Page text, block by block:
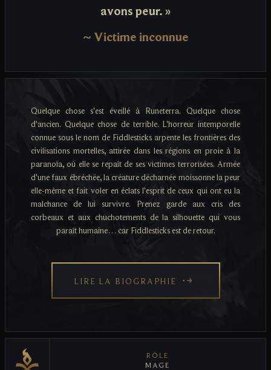
avons peur. »
~ Victime inconnue
Quelque chose s'est éveillé à Runeterra. Quelque chose
d'ancien. Quelque chose de terrible. L'horreur intemporelle
connue sous le nom de Fiddlesticks arpente les frontières des
civilisations mortelles, attirée dans les régions en proie à la
paranoïa, où elle se repaît de ses victimes terrorisées. Armée
d'une faux ébréchée, la créature décharnée moissonne la peur
elle-même et fait voler en éclats l'esprit de ceux qui ont eu la
malchance de lui survivre. Prenez garde aux cris des
corbeaux et aux chuchotements de la silhouette qui vous
paraît humaine… car Fiddlesticks est de retour.
LIRE LA BIOGRAPHIE
RÔLE
MAGE